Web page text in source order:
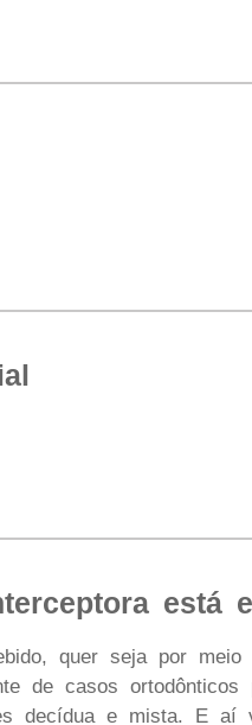
está
quer seja por
de casos ortodônticos
decídua e mista. E aí